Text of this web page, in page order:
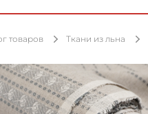
товаров Ткани из льна